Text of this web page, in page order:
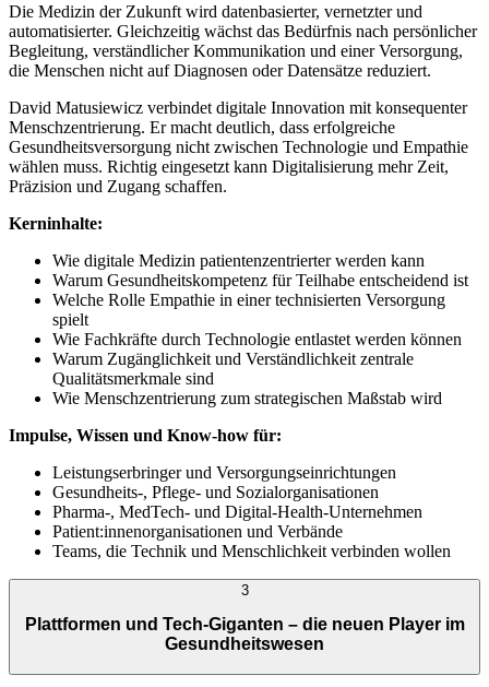
Die Medizin der Zukunft wird datenbasierter, vernetzter und
automatisierter. Gleichzeitig wächst das Bedürfnis nach persönlicher
Begleitung, verständlicher Kommunikation und einer Versorgung,
die Menschen nicht auf Diagnosen oder Datensätze reduziert.
David Matusiewicz verbindet digitale Innovation mit konsequenter
Menschzentrierung. Er macht deutlich, dass erfolgreiche
Gesundheitsversorgung nicht zwischen Technologie und Empathie
wählen muss. Richtig eingesetzt kann Digitalisierung mehr Zeit,
Präzision und Zugang schaffen.
Kerninhalte:
Wie digitale Medizin patientenzentrierter werden kann
Warum Gesundheitskompetenz für Teilhabe entscheidend ist
Welche Rolle Empathie in einer technisierten Versorgung
spielt
Wie Fachkräfte durch Technologie entlastet werden können
Warum Zugänglichkeit und Verständlichkeit zentrale
Qualitätsmerkmale sind
Wie Menschzentrierung zum strategischen Maßstab wird
Impulse, Wissen und Know-how für:
Leistungserbringer und Versorgungseinrichtungen
Gesundheits-, Pflege- und Sozialorganisationen
Pharma-, MedTech- und Digital-Health-Unternehmen
Patient:innenorganisationen und Verbände
Teams, die Technik und Menschlichkeit verbinden wollen
3
Plattformen und Tech-Giganten – die neuen Player im
Gesundheitswesen